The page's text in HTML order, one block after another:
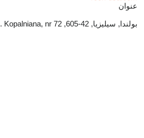
عنوان
بولندا, سيليزيا, 42-605, Tarnowskie Góry, ul. Kopalniana, nr 72